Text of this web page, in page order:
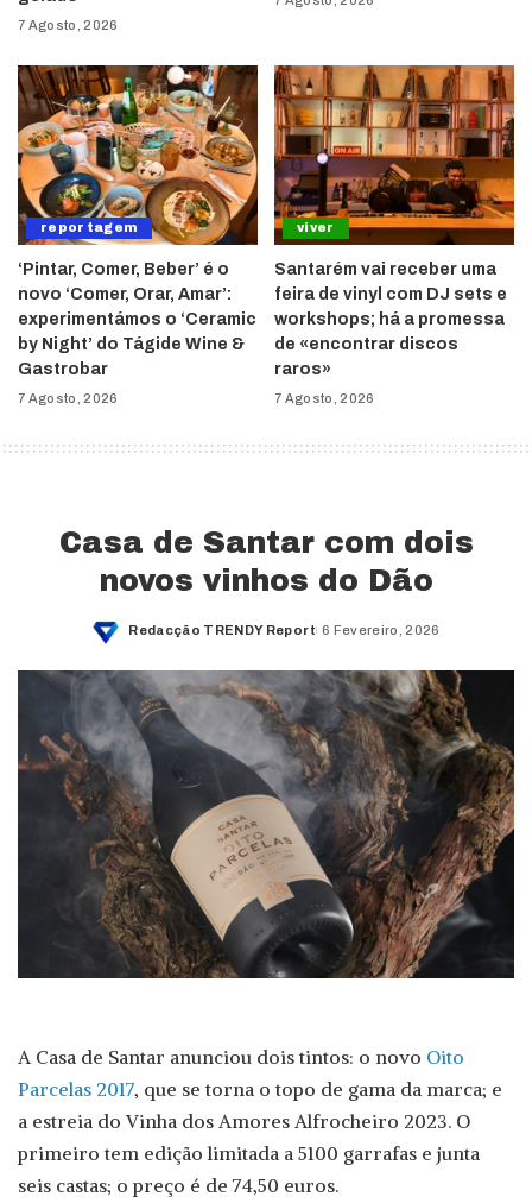
7 Agosto, 2026
reportagem
‘Pintar, Comer, Beber’ é o
novo ‘Comer, Orar, Amar’:
experimentámos o ‘Ceramic
by Night’ do Tágide Wine &
Gastrobar
7 Agosto, 2026
viver
Santarém vai receber uma
feira de vinyl com DJ sets e
workshops; há a promessa
de «encontrar discos
raros»
7 Agosto, 2026
Casa de Santar com dois
novos vinhos do Dão
Posted
Redacção TRENDY Report 6 Fevereiro, 2026
A Casa de Santar anunciou dois tintos: o novo Oito
Parcelas 2017, que se torna o topo de gama da marca; e
a estreia do Vinha dos Amores Alfrocheiro 2023. O
primeiro tem edição limitada a 5100 garrafas e junta
seis castas; o preço é de 74,50 euros.